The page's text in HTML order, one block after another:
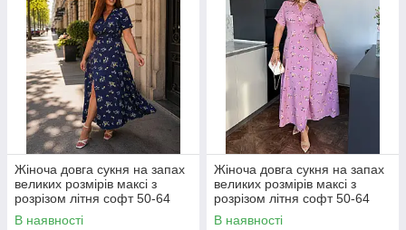
Жіноча довга сукня на запах
великих розмірів максі з
розрізом літня софт 50-64
В наявності
Жіноча довга сукня на запах
великих розмірів максі з
розрізом літня софт 50-64
В наявності